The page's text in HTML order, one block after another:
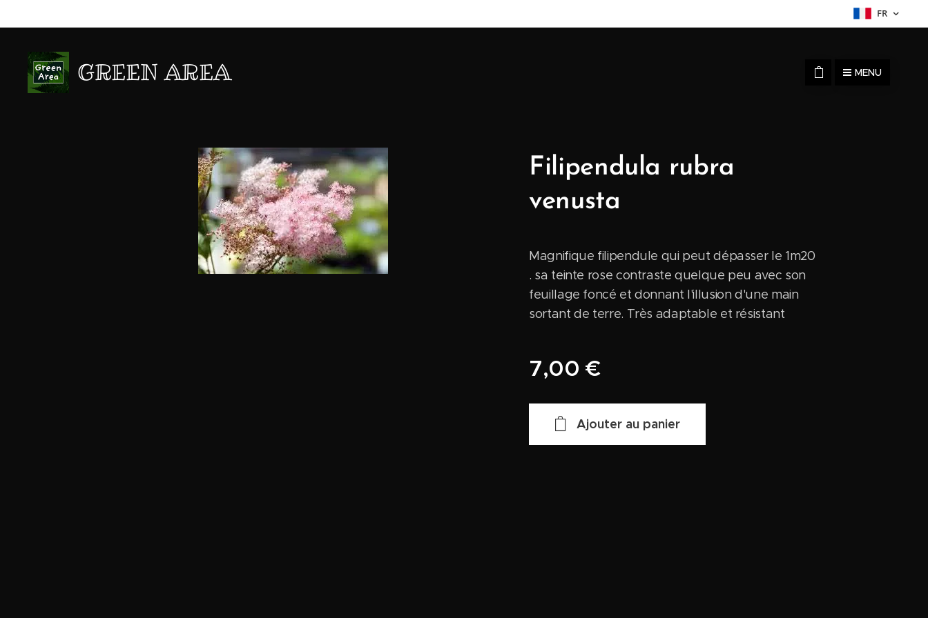
FR
GREEN AREA MENU
Filipendula rubra
venusta
Magnifique filipendule qui peut dépasser le 1m20
. sa teinte rose contraste quelque peu avec son
feuillage foncé et donnant l'illusion d'une main
sortant de terre. Très adaptable et résistant
7,00 €
Ajouter au panier